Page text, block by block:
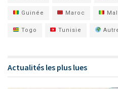
Guinée Maroc
Togo Tunisie
Actualités les plus lues